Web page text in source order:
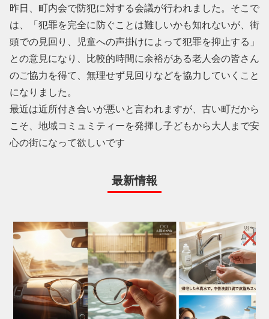
昨日、町内会で防犯に対する会議が行われました。そこで
は、「犯罪を完全に防ぐことは難しいかも知れないが、街
頭での見回り、児童への声掛けによって犯罪を抑止する」
との意見になり、比較的時間に余裕がある老人会の皆さん
のご協力を得て、無理せず見回りなどを協力していくこと
になりました。
最近は近所付き合いが悪いと言われますが、古い町だから
こそ、地域コミュミティーを発揮し子どもから大人まで安
心の街になって欲しいです
最新情報